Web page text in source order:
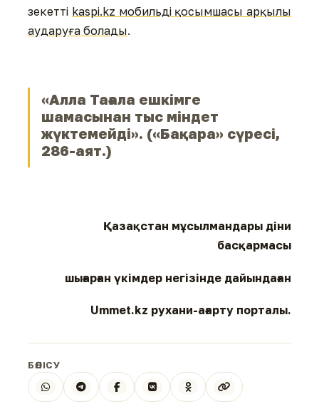
зекетті kaspi.kz мобильді қосымшасы арқылы
аударуға болады.
«Алла Тағала ешкімге
шамасынан тыс міндет
жүктемейді». («Бақара» сүресі,
286-аят.)
Қазақстан мұсылмандары діни
басқармасы
шығарған үкімдер негізінде дайындаған
Ummet.kz рухани-ағарту порталы.
БӨЛІСУ